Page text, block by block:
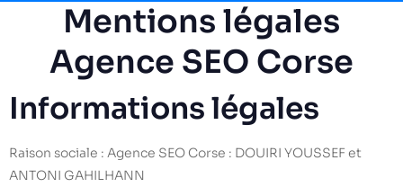
Mentions légales
Agence SEO Corse
Informations légales
Raison sociale : Agence SEO Corse : DOUIRI YOUSSEF et
ANTONI GAHILHANN